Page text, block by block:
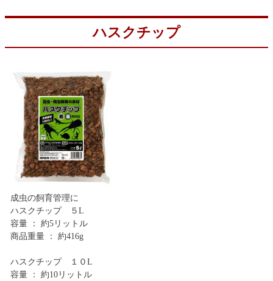
ハスクチップ
成虫の飼育管理に
ハスクチップ ５L
容量 ： 約5リットル
商品重量 ： 約416g
ハスクチップ １０L
容量 ： 約10リットル